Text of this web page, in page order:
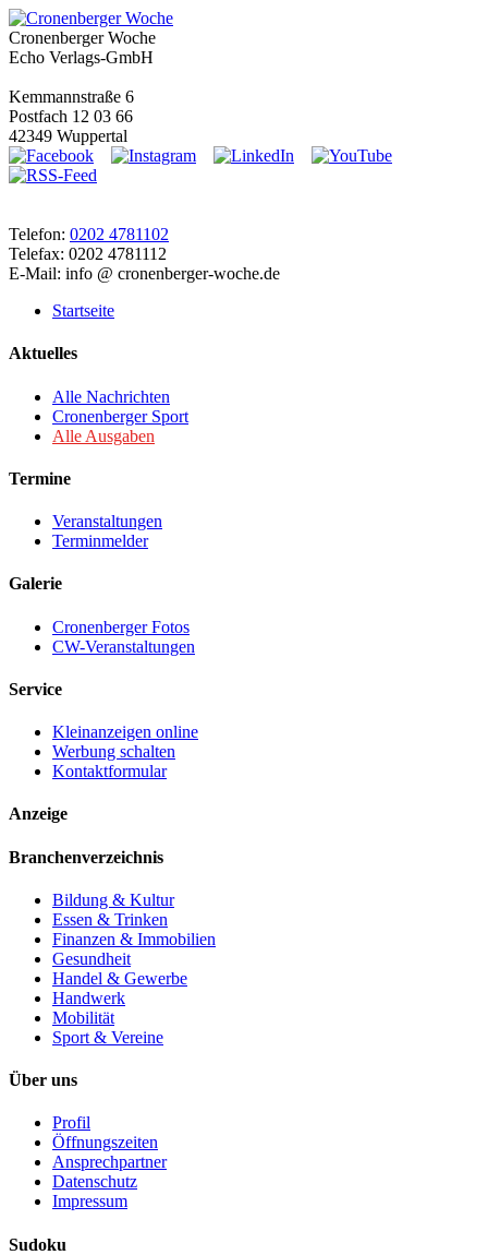
Cronenberger Woche
Echo Verlags-GmbH
Kemmannstraße 6
Postfach 12 03 66
42349 Wuppertal
Telefon: 0202 4781102
Telefax: 0202 4781112
E-Mail: info @ cronenberger-woche.de
Startseite
Aktuelles
Alle Nachrichten
Cronenberger Sport
Alle Ausgaben
Termine
Veranstaltungen
Terminmelder
Galerie
Cronenberger Fotos
CW-Veranstaltungen
Service
Kleinanzeigen online
Werbung schalten
Kontaktformular
Anzeige
Branchenverzeichnis
Bildung & Kultur
Essen & Trinken
Finanzen & Immobilien
Gesundheit
Handel & Gewerbe
Handwerk
Mobilität
Sport & Vereine
Über uns
Profil
Öffnungszeiten
Ansprechpartner
Datenschutz
Impressum
Sudoku